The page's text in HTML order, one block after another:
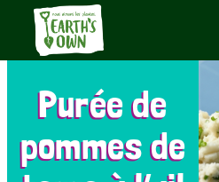
Purée de
pommes de